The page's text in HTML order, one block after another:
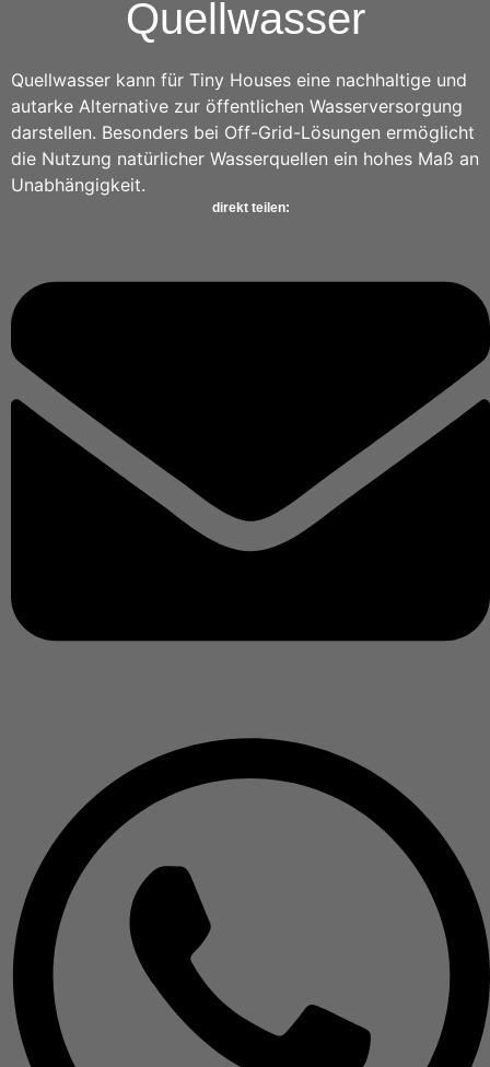
Quellwasser
Quellwasser kann für Tiny Houses eine nachhaltige und
autarke Alternative zur öffentlichen Wasserversorgung
darstellen. Besonders bei Off-Grid-Lösungen ermöglicht
die Nutzung natürlicher Wasserquellen ein hohes Maß an
Unabhängigkeit.
direkt teilen: